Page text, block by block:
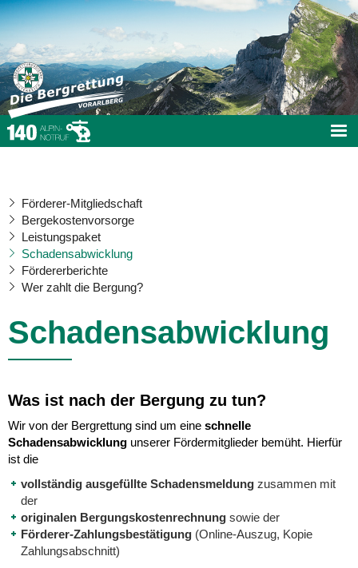
Förderer-Mitgliedschaft
Bergekostenvorsorge
Leistungspaket
Schadensabwicklung
Fördererberichte
Wer zahlt die Bergung?
Schadensabwicklung
Was ist nach der Bergung zu tun?
Wir von der Bergrettung sind um eine schnelle
Schadensabwicklung unserer Fördermitglieder bemüht. Hierfür
ist die
vollständig ausgefüllte Schadensmeldung zusammen mit
der
originalen Bergungskostenrechnung sowie der
Förderer-Zahlungsbestätigung (Online-Auszug, Kopie
Zahlungsabschnitt)